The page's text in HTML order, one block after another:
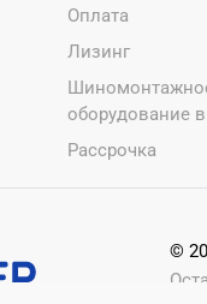
Оплата
Лизинг
оборудование
Рассрочка
©